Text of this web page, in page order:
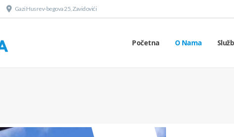
Gazi Husrev-begova 25, Zavidovići
Početna O Nama